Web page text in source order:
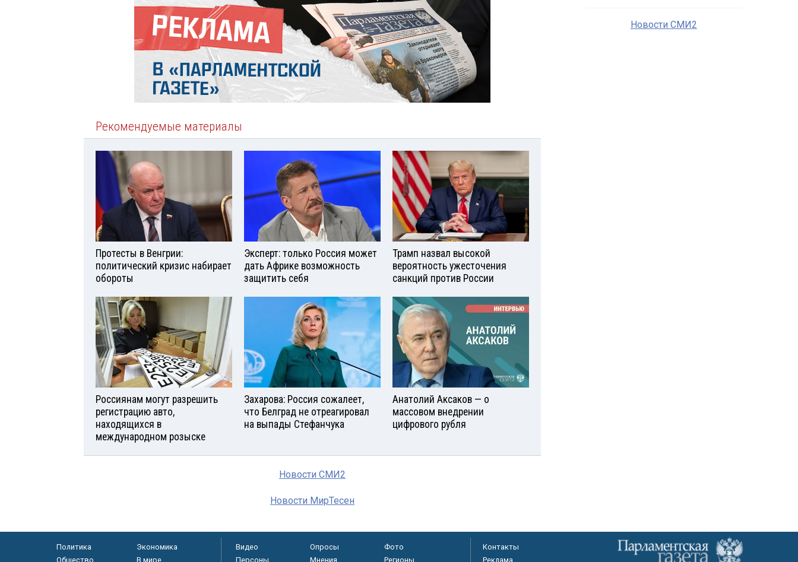
Рекомендуемые материалы
Протесты в Венгрии:
политический кризис набирает
обороты
Эксперт: только Россия может
дать Африке возможность
защитить себя
Трамп назвал высокой
вероятность ужесточения
санкций против России
Россиянам могут разрешить
регистрацию авто,
находящихся в
международном розыске
Захарова: Россия сожалеет,
что Белград не отреагировал
на выпады Стефанчука
Анатолий Аксаков — о
массовом внедрении
цифрового рубля
Новости СМИ2
Новости МирТесен
Новости СМИ2
Политика
Экономика
Общество
В мире
Видео Опросы
Фото
Персоны
Мнения Регионы
Контакты
Реклама